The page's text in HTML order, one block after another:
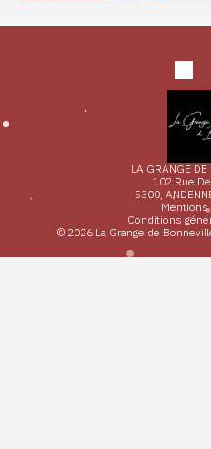
LA GRANGE
102 Rue
5300,
Mentions
Conditions
© 2026 La Grange de